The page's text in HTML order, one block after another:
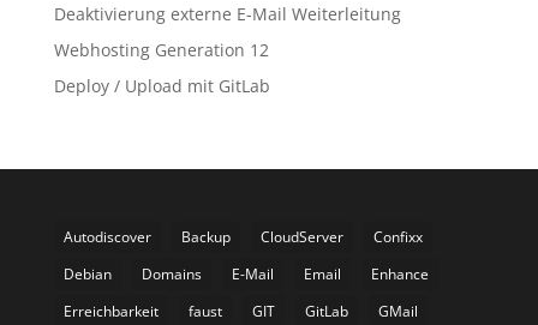
Deaktivierung externe E-Mail Weiterleitung
Webhosting Generation 12
Deploy / Upload mit GitLab
Autodiscover Backup CloudServer
Confixx
Debian
Domains E-Mail Email
Enhance
Erreichbarkeit
faust GIT GitLab
GMail